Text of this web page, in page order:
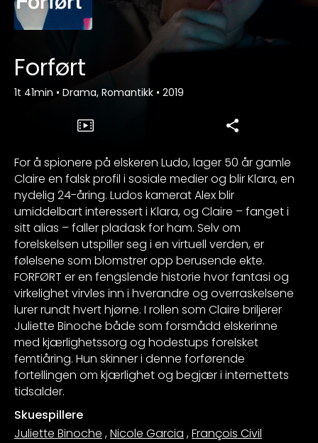
Forført
1t 41min • Drama, Romantikk • 2019
For å spionere på elskeren Ludo, lager 50 år gamle
Claire en falsk profil i sosiale medier og blir Klara, en
nydelig 24-åring. Ludos kamerat Alex blir
umiddelbart interessert i Klara, og Claire – fanget i
sitt alias – faller pladask for ham. Selv om
forelskelsen utspiller seg i en virtuell verden, er
følelsene som blomstrer opp berusende ekte.
FORFØRT er en fengslende historie hvor fantasi og
virkelighet virvles inn i hverandre og overraskelsene
lurer rundt hvert hjørne. I rollen som Claire briljerer
Juliette Binoche både som forsmådd elskerinne
med kjærlighetssorg og hodestups forelsket
femtiåring. Hun skinner i denne forførende
fortellingen om kjærlighet og begjær i internettets
tidsalder.
Skuespillere
Juliette Binoche ,Nicole Garcia ,François Civil